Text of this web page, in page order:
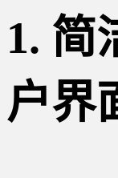
1. 简
户界